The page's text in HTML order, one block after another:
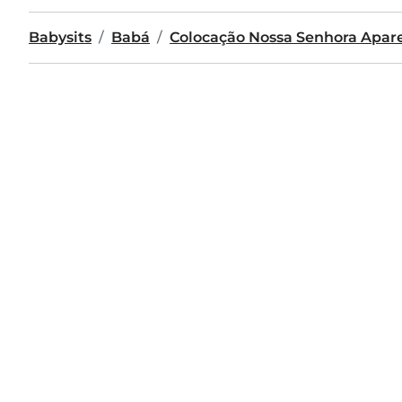
Babysits Babá Colocação Nossa Senhora